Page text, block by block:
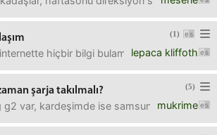
(1)
lepaca kliffoth
hiçbir bilgi bulamadım. Etlik ten
(5)
şarja takılmalı?
mukrime
g2 var, kardeşimde ise samsung s3.